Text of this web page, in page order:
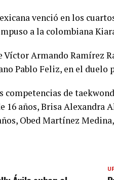
venció en los
a la colombiana
Víctor Armando Ramírez
Pablo Feliz, en el duelo
de
16 años, Brisa Alexandra
Obed Martínez